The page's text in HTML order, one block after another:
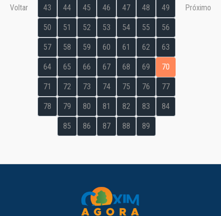
Voltar 43 44 45 46 47 48 49
50 51 52 53 54 55 56
57 58 59 60 61 62 63
64 65 66 67 68 69 70
71 72 73 74 75 76 77
78 79 80 81 82 83 84
85 86 87 88 89
Próximo